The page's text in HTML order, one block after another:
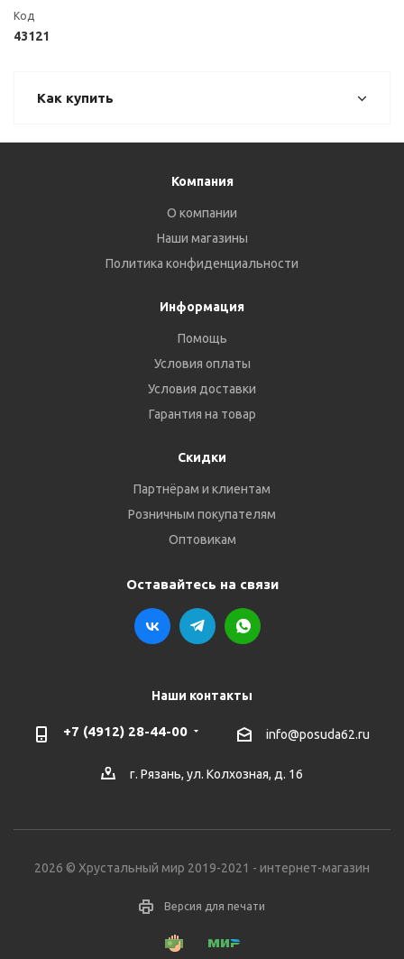
Код
43121
Как купить
Компания
О компании
Наши магазины
Политика конфиденциальности
Информация
Помощь
Условия оплаты
Условия доставки
Гарантия на товар
Скидки
Партнёрам и клиентам
Розничным покупателям
Оптовикам
Оставайтесь на связи
Наши контакты
+7 (4912) 28-44-00 info@posuda62.ru
г. Рязань, ул. Колхозная, д. 16
2026 © Хрустальный мир 2019-2021 - интернет-магазин
Версия для печати